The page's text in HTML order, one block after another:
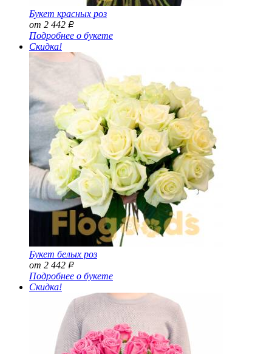
Букет красных роз
от 2 442 Р
Подробнее о букете
Скидка!
Букет белых роз
от 2 442 Р
Подробнее о букете
Скидка!